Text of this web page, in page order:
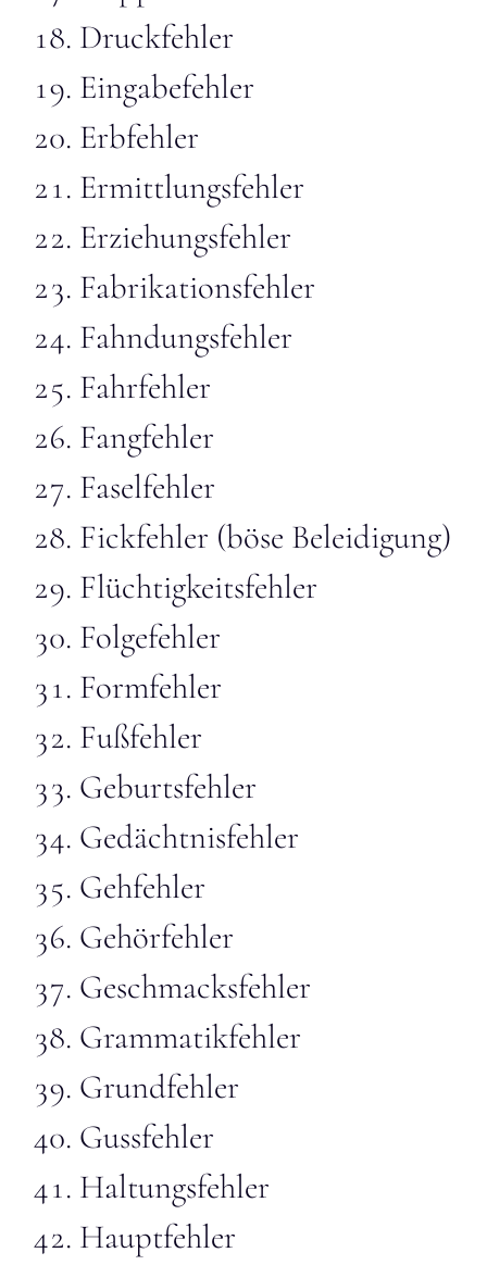
Druckfehler
Eingabefehler
Erbfehler
Ermittlungsfehler
Erziehungsfehler
Fabrikationsfehler
Fahndungsfehler
Fahrfehler
Fangfehler
Faselfehler
Fickfehler (böse Beleidigung)
Flüchtigkeitsfehler
Folgefehler
Formfehler
Fußfehler
Geburtsfehler
Gedächtnisfehler
Gehfehler
Gehörfehler
Geschmacksfehler
Grammatikfehler
Grundfehler
Gussfehler
Haltungsfehler
Hauptfehler